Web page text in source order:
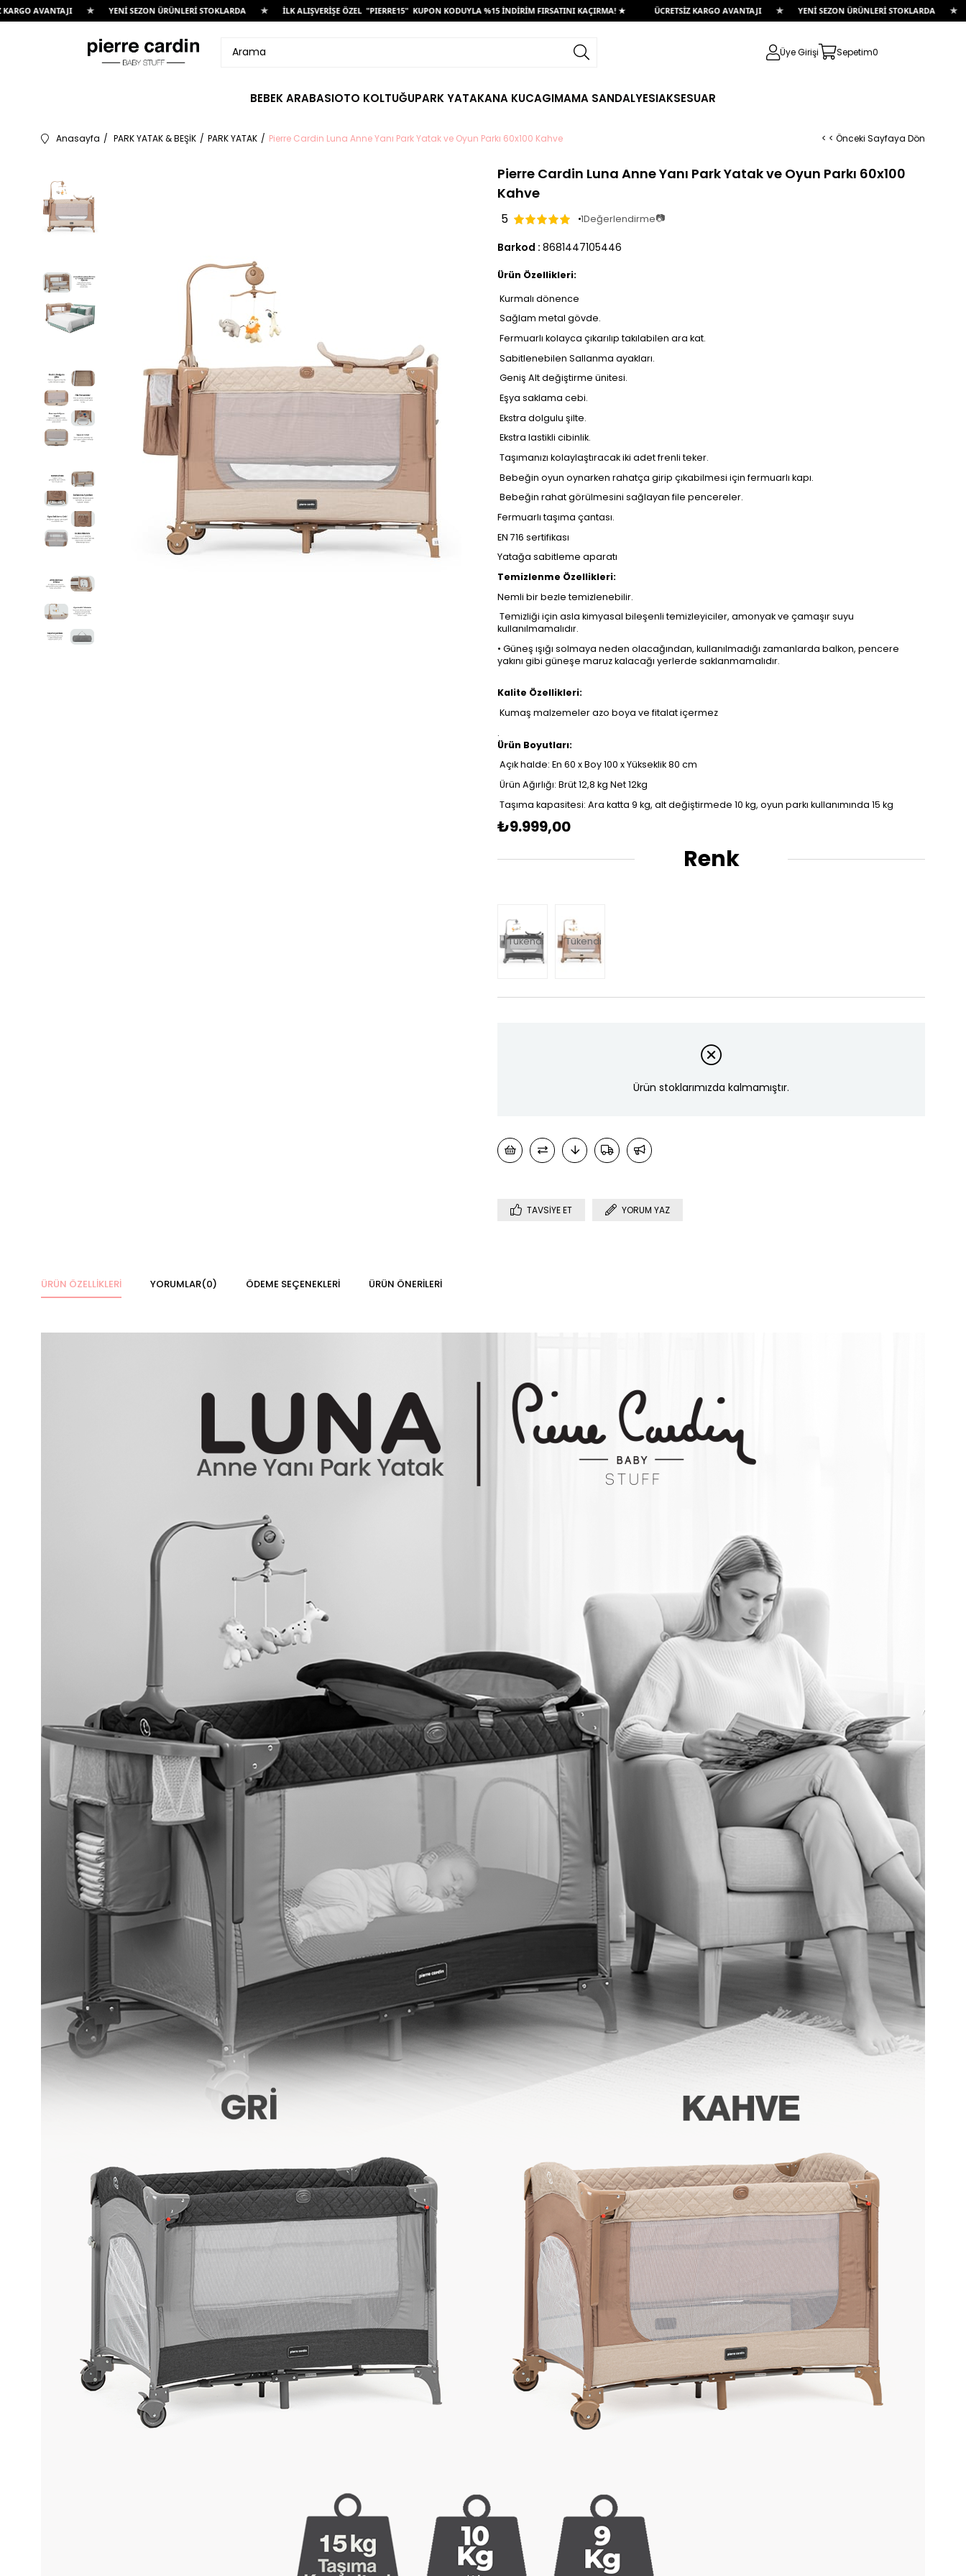
★ YENİ SEZON ÜRÜNLERİ STOKLARDA ★ İLK ALIŞVERİŞE ÖZEL "PIERRE15" KUPON KODUYLA %15 İNDİRİM FIRSATINI KAÇIRMA! ★ ÜCRETSİZ KARGO AVANTAJI ★ YENİ SEZON ÜRÜNLERİ STOKLARDA ★ İLK
Üye Girişi Sepetim0
BEBEK ARABASIOTO KOLTUĞUPARK YATAKANA KUCAGIMAMA SANDALYESIAKSESUAR
Anasayfa PARK YATAK & BEŞİK PARK YATAK Pierre Cardin Luna Anne Yanı Park Yatak ve Oyun Parkı 60x100 Kahve < < Önceki Sayfaya Dön
Pierre Cardin Luna Anne Yanı Park Yatak ve Oyun Parkı 60x100
Kahve
5 1Değerlendirme📷
Barkod : 8681447105446
Ürün Özellikleri:
Kurmalı dönence
Sağlam metal gövde.
Fermuarlı kolayca çıkarılıp takılabilen ara kat.
Sabitlenebilen Sallanma ayakları.
Geniş Alt değiştirme ünitesi.
Eşya saklama cebi.
Ekstra dolgulu şilte.
Ekstra lastikli cibinlik.
Taşımanızı kolaylaştıracak iki adet frenli teker.
Bebeğin oyun oynarken rahatça girip çıkabilmesi için fermuarlı kapı.
Bebeğin rahat görülmesini sağlayan file pencereler.
Fermuarlı taşıma çantası.
EN 716 sertifikası
Yatağa sabitleme aparatı
Temizlenme Özellikleri:
Nemli bir bezle temizlenebilir.
Temizliği için asla kimyasal bileşenli temizleyiciler, amonyak ve çamaşır suyu
kullanılmamalıdır.
• Güneş ışığı solmaya neden olacağından, kullanılmadığı zamanlarda balkon, pencere
yakını gibi güneşe maruz kalacağı yerlerde saklanmamalıdır.
Kalite Özellikleri:
Kumaş malzemeler azo boya ve fitalat içermez
.
Ürün Boyutları:
Açık halde: En 60 x Boy 100 x Yükseklik 80 cm
Ürün Ağırlığı: Brüt 12,8 kg Net 12kg
Taşıma kapasitesi: Ara katta 9 kg, alt değiştirmede 10 kg, oyun parkı kullanımında 15 kg
₺9.999,00
Renk
Tükendi Tükendi
Ürün stoklarımızda kalmamıştır.
TAVSIYE ET YORUM YAZ
ÜRÜN ÖZELLIKLERI YORUMLAR(0) ÖDEME SEÇENEKLERI ÜRÜN ÖNERILERI